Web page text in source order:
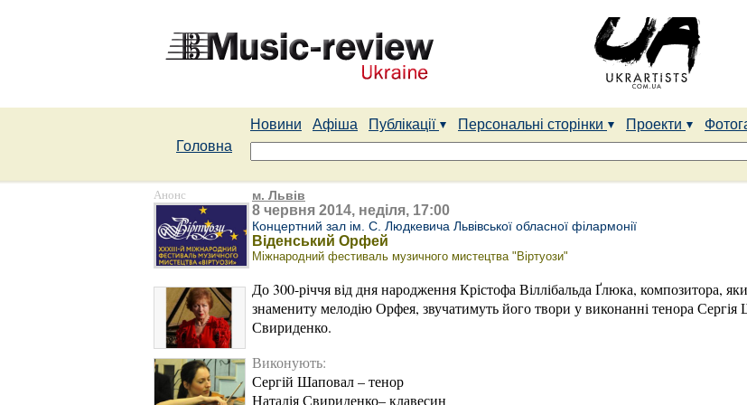
Новини Афіша Публікації Персональні сторінки Проекти
Головна
Анонс м. Львів
8 червня 2014, неділя, 17:00
Концертний зал ім. С. Людкевича Львівської обласної філармонії
Віденський Орфей
Міжнародний фестиваль музичного мистецтва "Віртуози"
До 300-річчя від дня народження Крістофа Віллібальда Ґлюка, композитора,
знамениту мелодію Орфея, звучатимуть його твори у виконанні тенора Сергія
Свириденко.
Виконують:
Сергій Шаповал – тенор
Наталія Свириденко– клавесин